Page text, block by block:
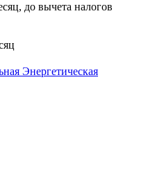
до вычета налогов
Энергетическая